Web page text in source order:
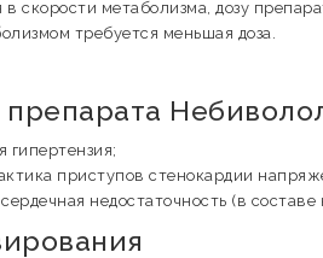
скорости метаболизма, дозу
требуется меньшая доза.
препарата
гипертензия;
приступов стенокардии
недостаточность (в